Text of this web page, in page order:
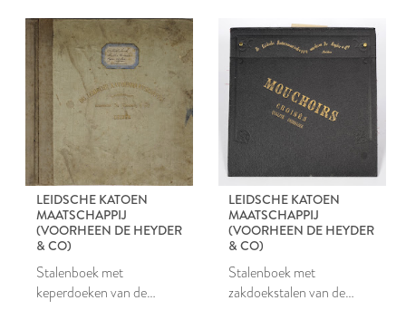
Maatschappij
LEIDSCHE KATOEN
MAATSCHAPPIJ
(VOORHEEN DE HEYDER
& CO)
Stalenboek met
keperdoeken van de
LEIDSCHE KATOEN
MAATSCHAPPIJ
(VOORHEEN DE HEYDER
& CO)
Stalenboek met
zakdoekstalen van de